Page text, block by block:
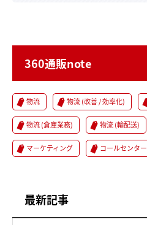
360通販note
物流 物流 (改善 / 効率化)
物流 (倉庫業務) 物流 (輸配送)
マーケティング コールセンター
最新記事